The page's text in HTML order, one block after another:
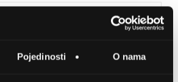
Pojedinosti O nama
SPREMITE NA LISTU ŽELJA